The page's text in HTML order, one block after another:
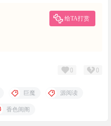
给TA打赏
0 0
巨魔 源阅读
香色闺阁